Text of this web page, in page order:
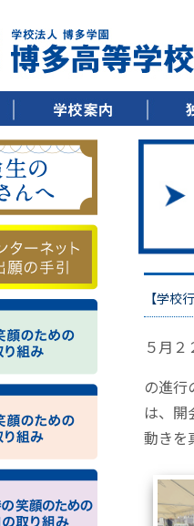
▶ ごあいさつ
▶ 教育方針
▶ 沿革
▶ キャンパスツアー
▶ 施設紹介
▶ 制服紹介
▶ デジタルパンフレット
▶ 校歌ダウンロード ▶ 3年
▶ 3年
▶ 30
【学校
５月
の進行
は、開
動きを